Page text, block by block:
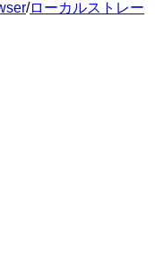
/ローカルストレー